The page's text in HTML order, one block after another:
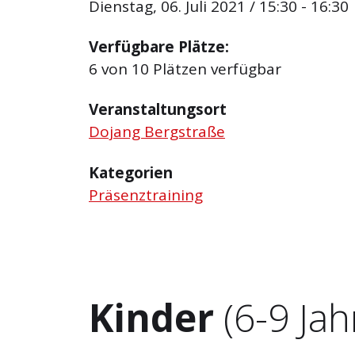
Dienstag, 06. Juli 2021 / 15:30 - 16:30
Verfügbare Plätze:
6 von 10 Plätzen verfügbar
Veranstaltungsort
Dojang Bergstraße
Kategorien
Präsenztraining
Kinder (6-9